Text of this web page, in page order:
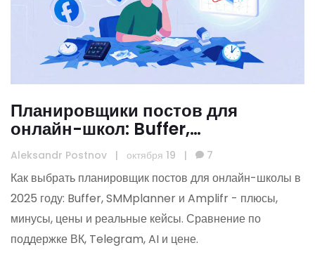
Планировщики постов для
онлайн-школ: Buffer,
SMMplanner, Amplifr - какой
выбрать в 2025 году
Aleksandr Postnov | октября 19 | 7
Как выбрать планировщик постов для онлайн-школы в
2025 году: Buffer, SMMplanner и Amplifr - плюсы,
минусы, цены и реальные кейсы. Сравнение по
поддержке ВК, Telegram, AI и цене.